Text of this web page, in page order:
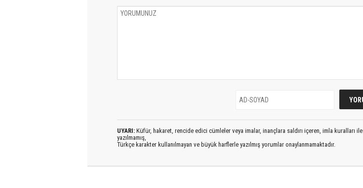
UYARI: Küfür, hakaret, rencide edici cümleler veya imalar, inançlara saldırı içeren, imla kuralları ile
yazılmamış,
Türkçe karakter kullanılmayan ve büyük harflerle yazılmış yorumlar onaylanmamaktadır.